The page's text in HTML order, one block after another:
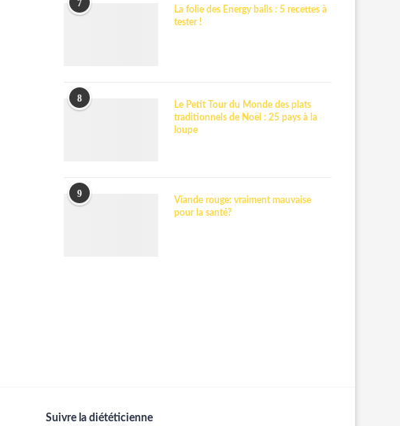
7
La folie des Energy balls : 5 recettes à
tester !
8
Le Petit Tour du Monde des plats
traditionnels de Noël : 25 pays à la
loupe
9
Viande rouge: vraiment mauvaise
pour la santé?
Suivre la diététicienne